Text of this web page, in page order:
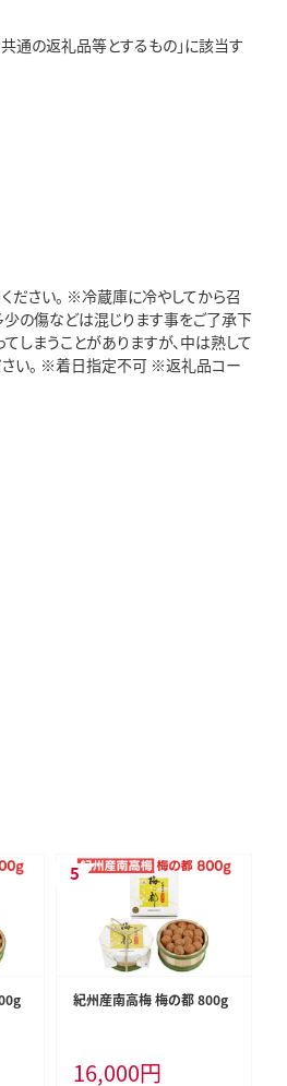
の返礼品等とするもの」に該当す
ださい。 ※冷蔵庫に冷やしてから召
の傷などは混じります事をご了承下
まうことがありますが、中は熟して
さい。 ※着日指定不可 ※返礼品コー
紀州産南高梅 梅の都 800g
16,000円